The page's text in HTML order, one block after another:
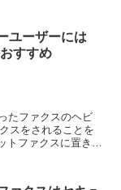
ユーザーには
すすめ
たファクスのヘビ
スをされることを
ファクスに置き換